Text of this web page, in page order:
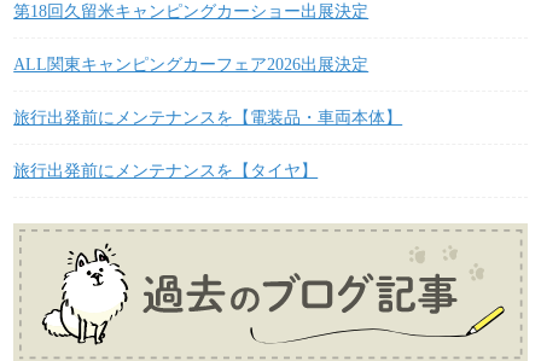
第18回久留米キャンピングカーショー出展決定
ALL関東キャンピングカーフェア2026出展決定
旅行出発前にメンテナンスを【電装品・車両本体】
旅行出発前にメンテナンスを【タイヤ】